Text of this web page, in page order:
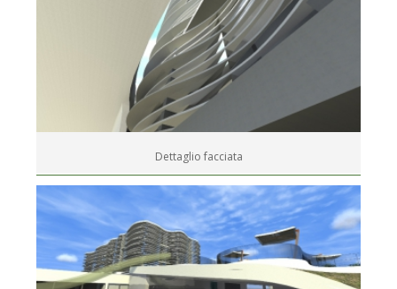
Dettaglio facciata